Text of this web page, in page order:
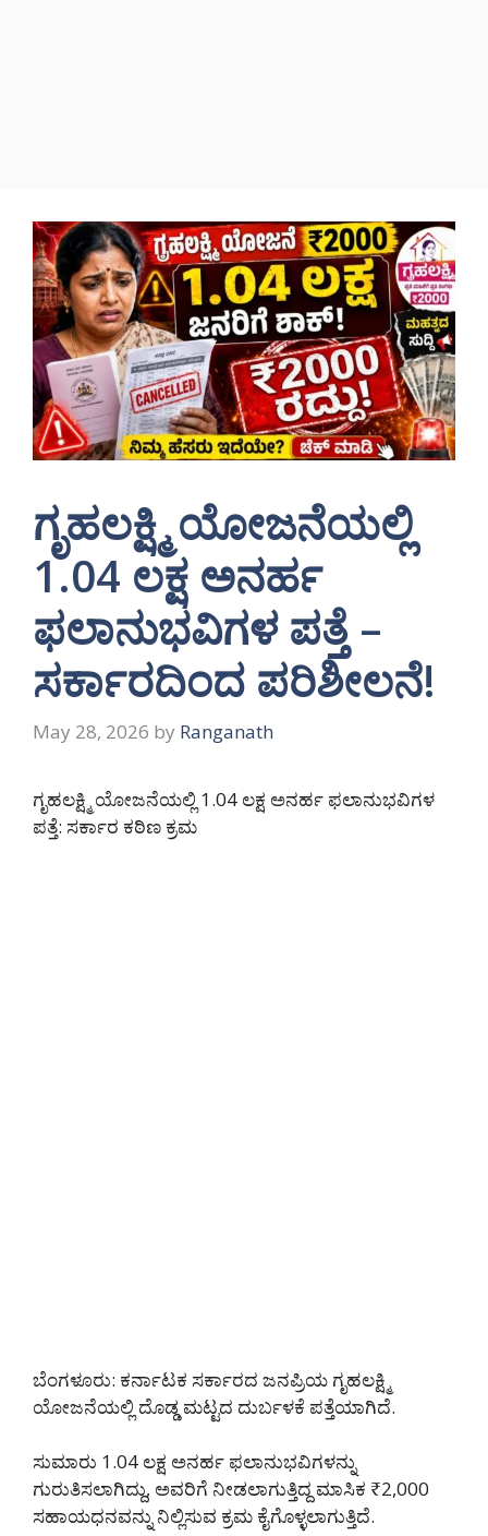
ಗೃಹಲಕ್ಷ್ಮಿ ಯೋಜನೆಯಲ್ಲಿ
1.04 ಲಕ್ಷ ಅನರ್ಹ
ಫಲಾನುಭವಿಗಳ ಪತ್ತೆ –
ಸರ್ಕಾರದಿಂದ ಪರಿಶೀಲನೆ!
May 28, 2026 by Ranganath
ಗೃಹಲಕ್ಷ್ಮಿ ಯೋಜನೆಯಲ್ಲಿ 1.04 ಲಕ್ಷ ಅನರ್ಹ ಫಲಾನುಭವಿಗಳ
ಪತ್ತೆ: ಸರ್ಕಾರ ಕಠಿಣ ಕ್ರಮ
ಬೆಂಗಳೂರು: ಕರ್ನಾಟಕ ಸರ್ಕಾರದ ಜನಪ್ರಿಯ ಗೃಹಲಕ್ಷ್ಮಿ
ಯೋಜನೆಯಲ್ಲಿ ದೊಡ್ಡ ಮಟ್ಟದ ದುರ್ಬಳಕೆ ಪತ್ತೆಯಾಗಿದೆ.
ಸುಮಾರು 1.04 ಲಕ್ಷ ಅನರ್ಹ ಫಲಾನುಭವಿಗಳನ್ನು
ಗುರುತಿಸಲಾಗಿದ್ದು, ಅವರಿಗೆ ನೀಡಲಾಗುತ್ತಿದ್ದ ಮಾಸಿಕ ₹2,000
ಸಹಾಯಧನವನ್ನು ನಿಲ್ಲಿಸುವ ಕ್ರಮ ಕೈಗೊಳ್ಳಲಾಗುತ್ತಿದೆ.